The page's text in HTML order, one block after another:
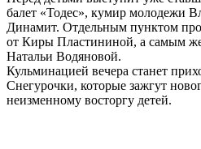
балет «Тодес», кумир молодежи
Динамит. Отдельным пунктом
от Киры Пластининой, а самым
Натальи Водяновой.
Кульминацией вечера станет
Снегурочки, которые зажгут
неизменному восторгу детей.